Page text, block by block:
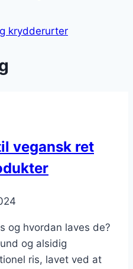
krydderurter
vegansk ret
og hvordan laves de?
og alsidig
ris, lavet ved at